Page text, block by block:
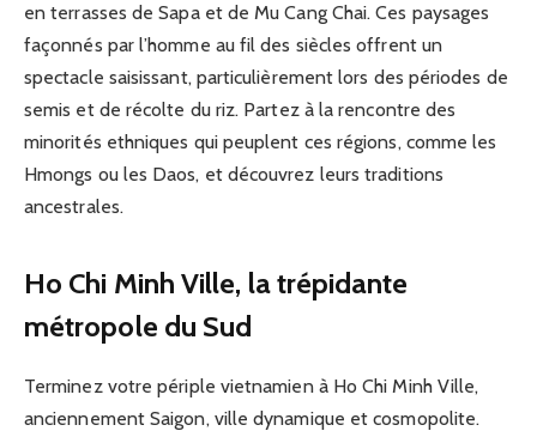
en terrasses de Sapa et de Mu Cang Chai. Ces paysages
façonnés par l’homme au fil des siècles offrent un
spectacle saisissant, particulièrement lors des périodes de
semis et de récolte du riz. Partez à la rencontre des
minorités ethniques qui peuplent ces régions, comme les
Hmongs ou les Daos, et découvrez leurs traditions
ancestrales.
Ho Chi Minh Ville, la trépidante
métropole du Sud
Terminez votre périple vietnamien à Ho Chi Minh Ville,
anciennement Saigon, ville dynamique et cosmopolite.